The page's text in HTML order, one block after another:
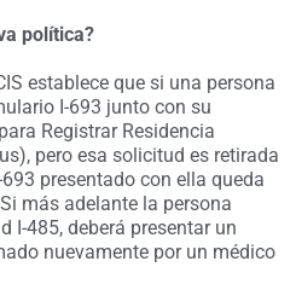
política?
establece que si una persona
I-693 junto con su
Registrar Residencia
pero esa solicitud es retirada
presentado con ella queda
más adelante la persona
I-485, deberá presentar un
nuevamente por un médico